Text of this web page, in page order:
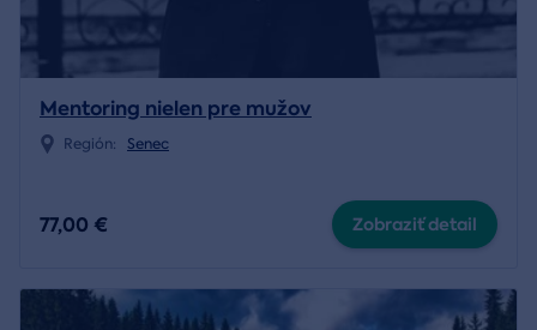
Mentoring nielen pre mužov
Región: Senec
77,00 € Zobraziť detail